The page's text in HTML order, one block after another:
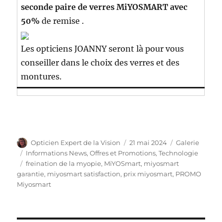
seconde paire de verres MiYOSMART avec
50% de remise .
Les opticiens JOANNY seront là pour vous
conseiller dans le choix des verres et des
montures.
Auteur
Opticien Expert de la Vision
Publié
le
21 mai 2024 Format
Galerie
Catégories
Informations News,Offres et Promotions,Technologie
Étiquettes
freination de la myopie, MiYOSmart, miyosmart
garantie, miyosmart satisfaction, prix miyosmart, PROMO
Miyosmart